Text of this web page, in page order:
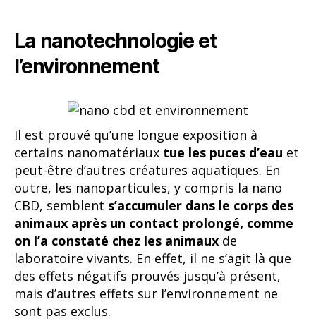
La nanotechnologie et
l’environnement
Il est prouvé qu’une longue exposition à
certains nanomatériaux tue les puces d’eau et
peut-être d’autres créatures aquatiques. En
outre, les nanoparticules, y compris la nano
CBD, semblent s’accumuler dans le corps des
animaux après un contact prolongé, comme
on l’a constaté chez les animaux de
laboratoire vivants. En effet, il ne s’agit là que
des effets négatifs prouvés jusqu’à présent,
mais d’autres effets sur l’environnement ne
sont pas exclus.